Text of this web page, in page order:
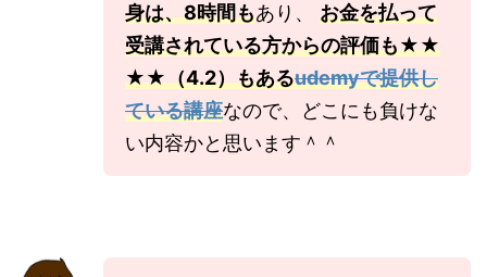
身は、8時間もあり、 お金を払って
受講されている方からの評価も★★
★★（4.2）もあるudemyで提供し
ている講座なので、どこにも負けな
い内容かと思います＾＾